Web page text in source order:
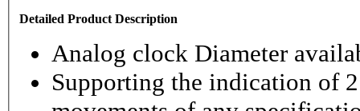
Detailed Product Description
Analog clock Diameter
Supporting the indication of